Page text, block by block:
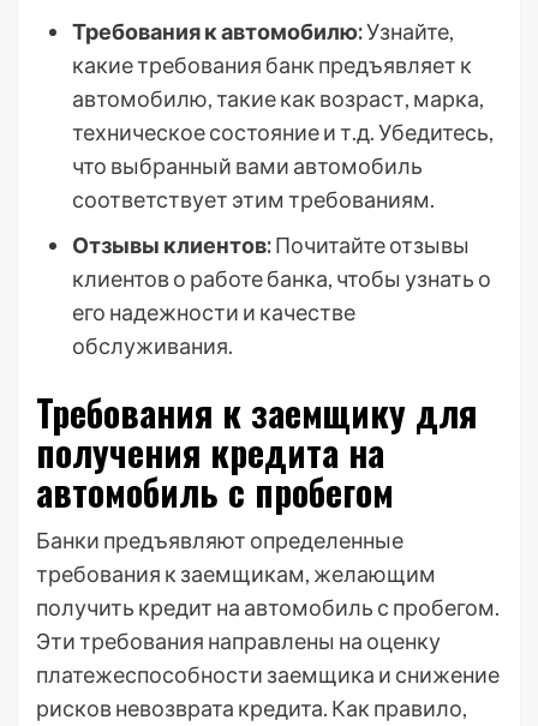
Требования к автомобилю:Узнайте,
какие требования банк предъявляет к
автомобилю, такие как возраст, марка,
техническое состояние и т.д. Убедитесь,
что выбранный вами автомобиль
соответствует этим требованиям.
Отзывы клиентов:Почитайте отзывы
клиентов о работе банка, чтобы узнать о
его надежности и качестве
обслуживания.
Требования к заемщику для
получения кредита на
автомобиль с пробегом
Банки предъявляют определенные
требования к заемщикам, желающим
получить кредит на автомобиль с пробегом.
Эти требования направлены на оценку
платежеспособности заемщика и снижение
рисков невозврата кредита. Как правило,